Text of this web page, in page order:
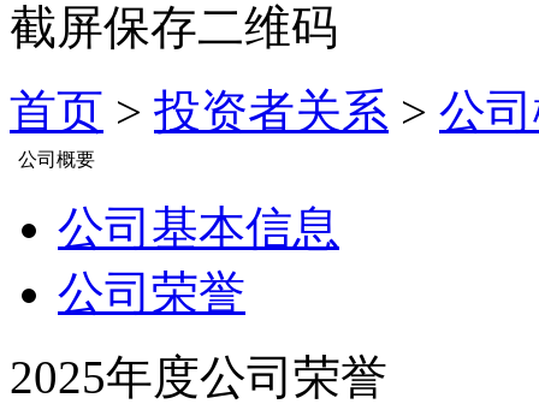
截屏保存二维码
首页 > 投资者关系 > 公
公司概要
公司基本信息
公司荣誉
2025年度公司荣誉